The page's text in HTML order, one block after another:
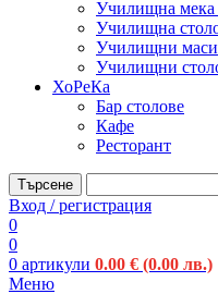
Училищна мека
Училищна
Училищни маси
Училищни
ХоРеКа
Бар столове
Кафе
Ресторант
Търсене
Вход / регистрация
0
0
0 артикули 0.00 € (0.00 лв.)
Меню